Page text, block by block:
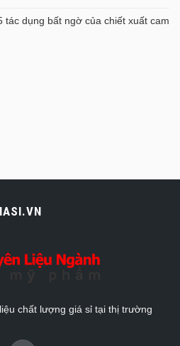
tác dụng bất ngờ của chiết xuất cam
chất lượng giá sỉ tại thị trường